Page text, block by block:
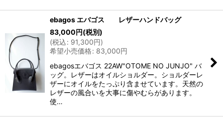
ebagos エバゴス レザーハンドバッグ
83,000円(税別)
(税込: 91,300円)
希望小売価格: 83,000円
ebagosエバゴス 22AW"OTOME NO JUNJO" バ
ッグ。レザーはオイルショルダー。ショルダーレ
ザーにオイルをたっぷり含ませています。天然の
レザーの風合いを大事に傷やむらがあります。
使…